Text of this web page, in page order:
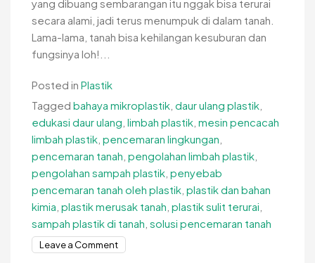
yang dibuang sembarangan itu nggak bisa terurai
secara alami, jadi terus menumpuk di dalam tanah.
Lama-lama, tanah bisa kehilangan kesuburan dan
fungsinya loh!...
Posted in Plastik
Tagged bahaya mikroplastik daur ulang plastik
edukasi daur ulang limbah plastik mesin pencacah
limbah plastik pencemaran lingkungan
pencemaran tanah pengolahan limbah plastik
pengolahan sampah plastik penyebab
pencemaran tanah oleh plastik plastik dan bahan
kimia plastik merusak tanah plastik sulit terurai
sampah plastik di tanah solusi pencemaran tanah
Leave a Commenton